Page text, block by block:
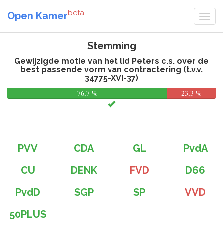
Open Kamerbeta
Stemming
Gewijzigde motie van het lid Peters c.s. over de
best passende vorm van contractering (t.v.v.
34775-XVI-37)
76,7 %
23,3 %
PVV CDA GL
PvdA
CU
DENK FVD
D66
PvdD
SGP SP
VVD
50PLUS